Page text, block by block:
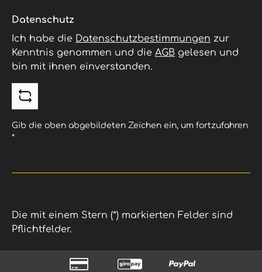
Datenschutz
Ich habe die Datenschutzbestimmungen zur
Kenntnis genommen und die AGB gelesen und
bin mit ihnen einverstanden.
Gib die oben abgebildeten Zeichen ein, um fortzufahren
*
Die mit einem Stern (*) markierten Felder sind
Pflichtfelder.